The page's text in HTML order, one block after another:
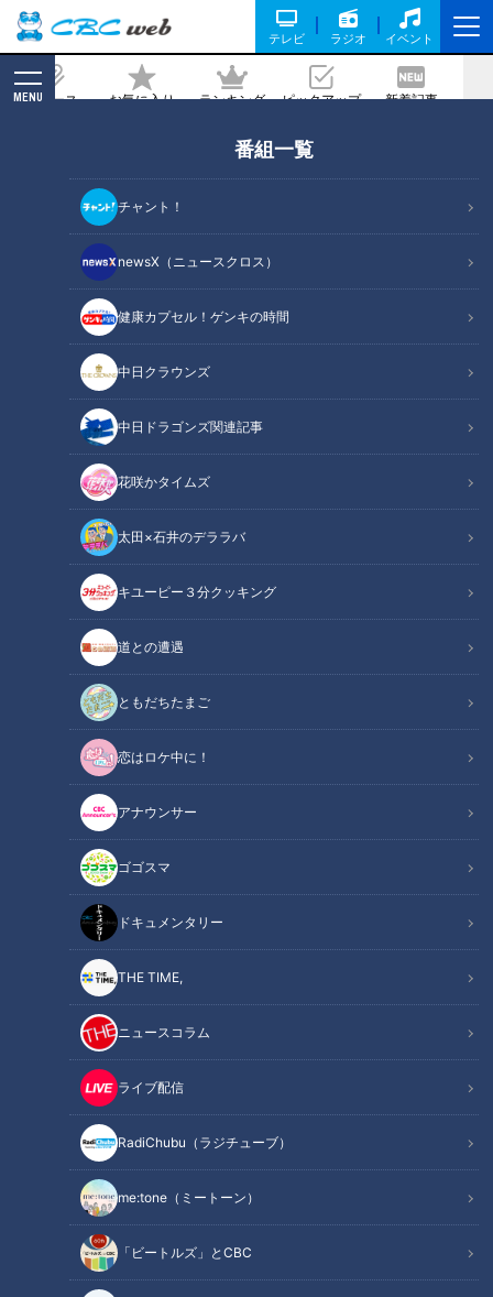
テレビ ラジオ イベント
ニュース お気に入り ランキング ピックアップ 新着記事
MENU
番組一覧
チャント！
newsX（ニュースクロス）
健康カプセル！ゲンキの時間
中日クラウンズ
中日ドラゴンズ関連記事
花咲かタイムズ
太田×石井のデララバ
キユーピー３分クッキング
道との遭遇
ともだちたまご
恋はロケ中に！
アナウンサー
ゴゴスマ
ドキュメンタリー
THE TIME,
ニュースコラム
ライブ配信
RadiChubu（ラジチューブ）
me:tone（ミートーン）
「ビートルズ」とCBC
生まれた？美味しく食べられるこだわり
の裏技も紹介！
記事に戻る
この記事の画像